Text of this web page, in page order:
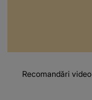
Recomandări video